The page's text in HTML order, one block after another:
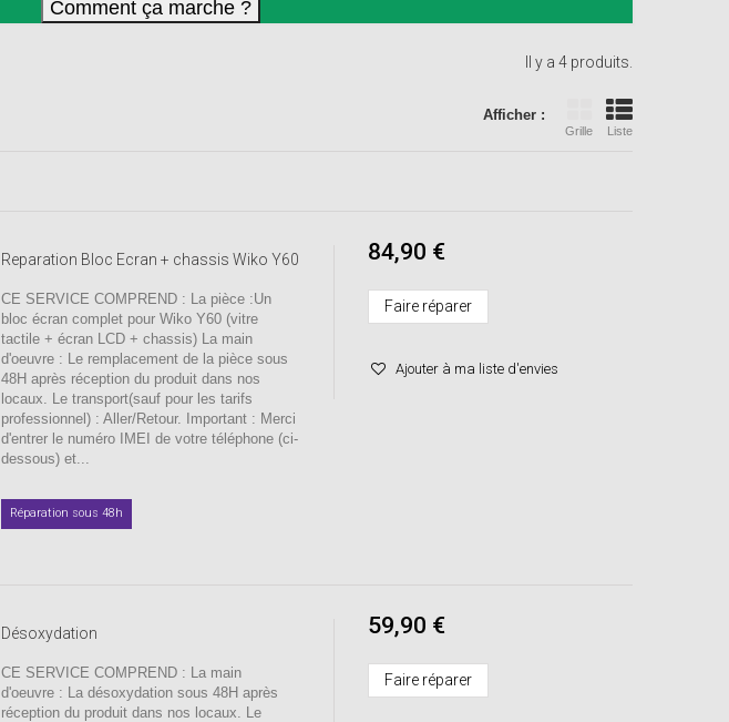
Il y a 4 produits.
Afficher :
Grille Liste
Reparation Bloc Ecran + chassis Wiko Y60
CE SERVICE COMPREND : La pièce :Un
bloc écran complet pour Wiko Y60 (vitre
tactile + écran LCD + chassis) La main
d'oeuvre : Le remplacement de la pièce sous
48H après réception du produit dans nos
locaux. Le transport(sauf pour les tarifs
professionnel) : Aller/Retour. Important : Merci
d'entrer le numéro IMEI de votre téléphone (ci-
dessous) et...
Réparation sous 48h
84,90 €
Faire réparer
Ajouter à ma liste d'envies
Désoxydation
CE SERVICE COMPREND : La main
d'oeuvre : La désoxydation sous 48H après
réception du produit dans nos locaux. Le
59,90 €
Faire réparer